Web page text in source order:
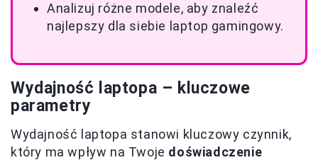
Analizuj różne modele, aby znaleźć
najlepszy dla siebie laptop gamingowy.
Wydajność laptopa – kluczowe
parametry
Wydajność laptopa stanowi kluczowy czynnik,
który ma wpływ na Twoje doświadczenie